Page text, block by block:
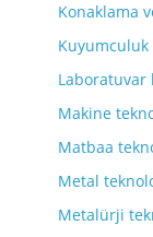
Konaklama
Kuyumculuk
Laboratuvar
Makine
Matbaa
Metal
Metalürji